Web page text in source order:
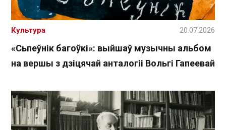
«Сьпеўнік багоўкі»: выйшаў музычны альбом
на вершы з дзіцячай анталогіі Вольгі Гапеевай
Культура 20.07.2026